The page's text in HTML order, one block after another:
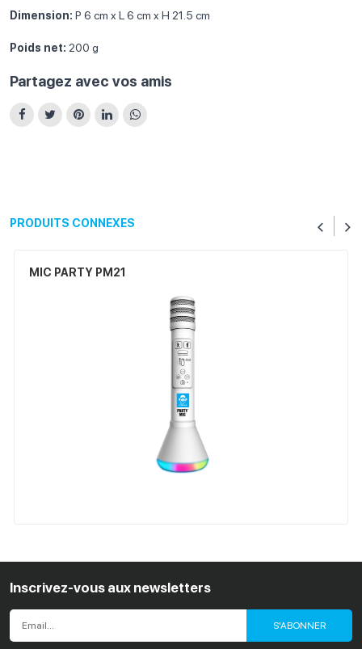
Dimension: P 6 cm x L 6 cm x H 21.5 cm
Poids net: 200 g
Partagez avec vos amis
PRODUITS CONNEXES
MIC PARTY PM21
Inscrivez-vous aux newsletters
S'ABONNER